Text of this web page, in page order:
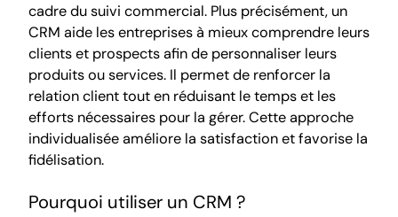
cadre du suivi commercial. Plus précisément, un
CRM aide les entreprises à mieux comprendre leurs
clients et prospects afin de personnaliser leurs
produits ou services. Il permet de renforcer la
relation client tout en réduisant le temps et les
efforts nécessaires pour la gérer. Cette approche
individualisée améliore la satisfaction et favorise la
fidélisation.
Pourquoi utiliser un CRM ?